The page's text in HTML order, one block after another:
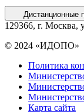
Дистанционные
129366, г. Москва,
© 2024 «ИДОПО»
Политика
Карта сайта